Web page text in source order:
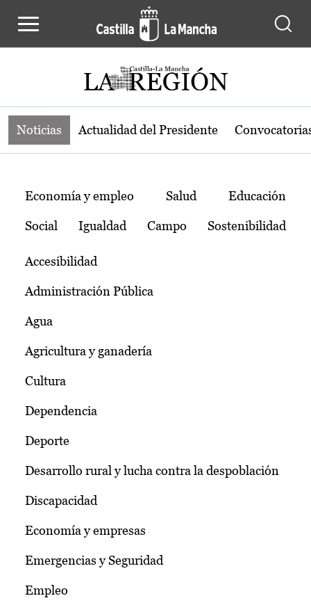
Noticias de la región de Castilla-La
Noticias Actualidad del Presidente
Temas
Economía y empleo Salud Educación
Social Igualdad Campo Sostenibilidad
Accesibilidad
Administración Pública
Agua
Agricultura y ganadería
Cultura
Dependencia
Deporte
Desarrollo rural y lucha contra la despoblación
Discapacidad
Economía y empresas
Emergencias y Seguridad
Empleo